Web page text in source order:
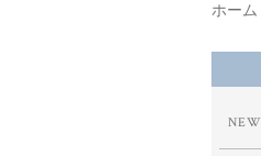
ホーム